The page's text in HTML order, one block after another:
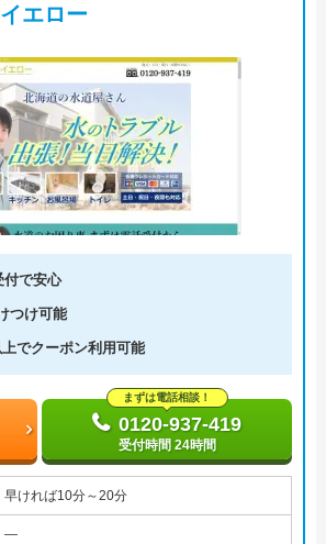
エロー
付で安心
つけ可能
でクーポン利用可能
まずは電話相談！
0120-937-419
受付時間 24時間
早ければ10分～20分
―